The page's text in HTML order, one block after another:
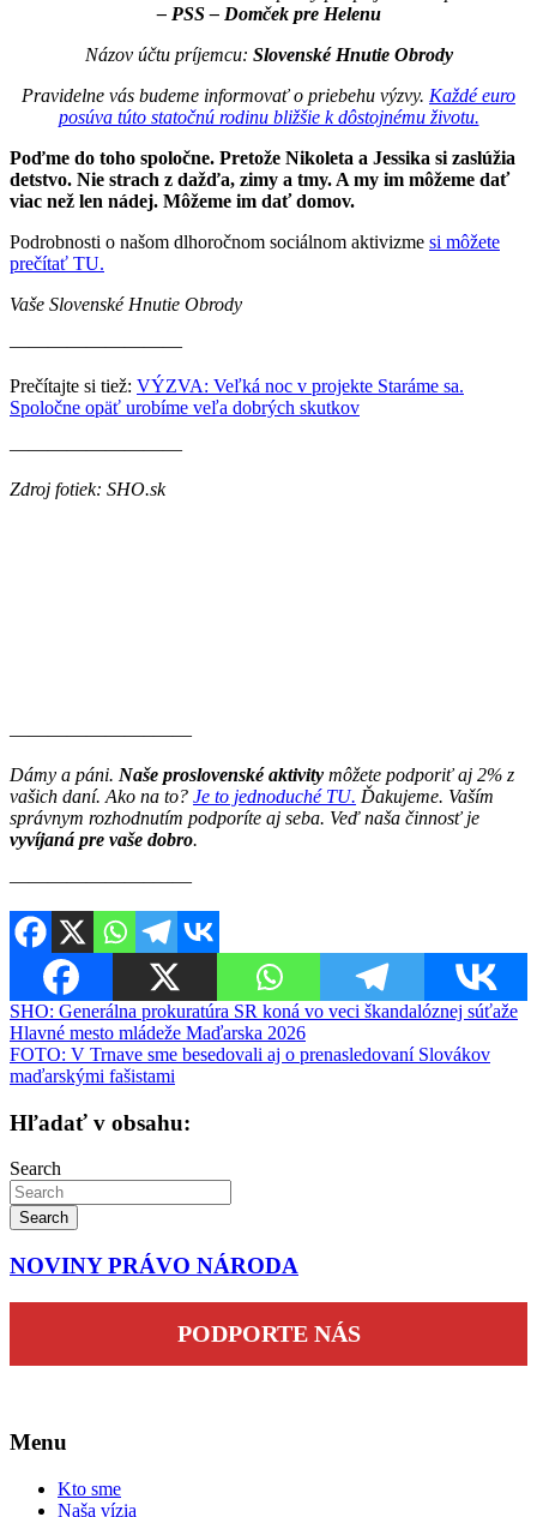
– PSS – Domček pre Helenu
Názov účtu príjemcu: Slovenské Hnutie Obrody
Pravidelne vás budeme informovať o priebehu výzvy. Každé euro
posúva túto statočnú rodinu bližšie k dôstojnému životu.
Poďme do toho spoločne. Pretože Nikoleta a Jessika si zaslúžia
detstvo. Nie strach z dažďa, zimy a tmy. A my im môžeme dať
viac než len nádej. Môžeme im dať domov.
Podrobnosti o našom dlhoročnom sociálnom aktivizme si môžete
prečítať TU.
Vaše Slovenské Hnutie Obrody
—————————
Prečítajte si tiež: VÝZVA: Veľká noc v projekte Staráme sa.
Spoločne opäť urobíme veľa dobrých skutkov
—————————
Zdroj fotiek: SHO.sk
———————–——
Dámy a páni. Naše proslovenské aktivity môžete podporiť aj 2% z
vašich daní. Ako na to? Je to jednoduché TU. Ďakujeme. Vaším
správnym rozhodnutím podporíte aj seba. Veď naša činnosť je
vyvíjaná pre vaše dobro.
———————–——
Navigácia
v
článku
SHO: Generálna prokuratúra SR koná vo veci škandalóznej súťaže
Hlavné mesto mládeže Maďarska 2026
FOTO: V Trnave sme besedovali aj o prenasledovaní Slovákov
maďarskými fašistami
Hľadať v obsahu:
Search
Search
NOVINY PRÁVO NÁRODA
PODPORTE NÁS
Menu
Kto sme
Naša vízia